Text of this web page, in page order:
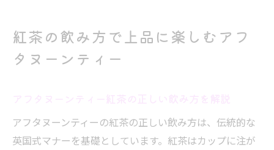
紅茶の飲み方で上品に楽しむアフ
タヌーンティー
アフタヌーンティーの紅茶の正しい飲み方は、伝統的な
英国式マナーを基礎としています。紅茶はカップに注が